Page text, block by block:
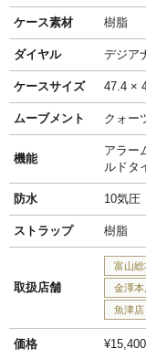
ケース素材 樹脂
ダイヤル デジア
ケースサイズ 47.4 ×
ムーブメント クォー
機能
アラー
ルドタ
防水 10気圧
ストラップ 樹脂
取扱店舗
富山総
金澤本
魚津店
価格 ¥15,400